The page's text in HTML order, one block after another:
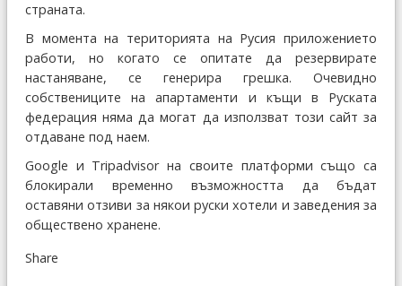
страната.
В момента на територията на Русия приложението
работи, но когато се опитате да резервирате
настаняване, се генерира грешка. Очевидно
собствениците на апартаменти и къщи в Руската
федерация няма да могат да използват този сайт за
отдаване под наем.
Google и Tripadvisor на своите платформи също са
блокирали временно възможността да бъдат
оставяни отзиви за някои руски хотели и заведения за
обществено хранене.
Share